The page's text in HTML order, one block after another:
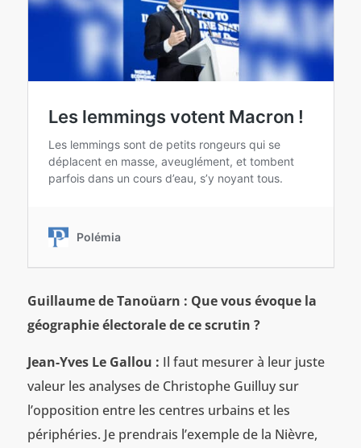
Guillaume de Tanoüarn : Que vous évoque la
géographie électorale de ce scrutin ?
Jean-Yves Le Gallou : Il faut mesurer à leur juste
valeur les analyses de Christophe Guilluy sur
l’opposition entre les centres urbains et les
périphéries. Je prendrais l’exemple de la Nièvre,